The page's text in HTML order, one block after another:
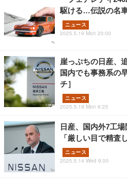
駆ける…伝説の名
ニュース
2025.5.19 Mon 20:00
崖っぷちの日産、
国内でも事務系の
チ］
ニュース
2025.5.19 Mon 9:25
日産、国内外7工
「厳しい目で精査
ニュース
2025.5.14 Wed 9:00